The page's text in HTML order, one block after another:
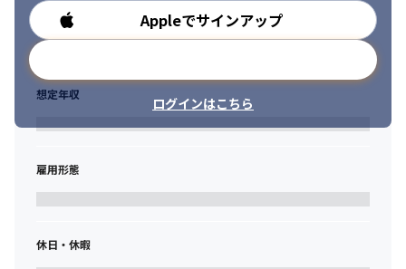
Appleでサインアップ
ログインはこちら
勤務時間
想定年収
雇用形態
休日・休暇